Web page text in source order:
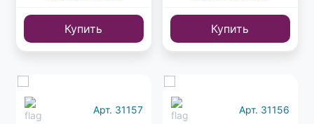
Купить Купить
Арт. 31157 Арт. 31156